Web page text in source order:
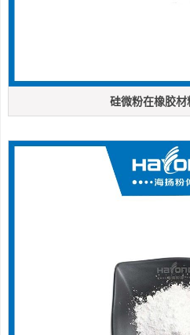
硅微粉在橡胶